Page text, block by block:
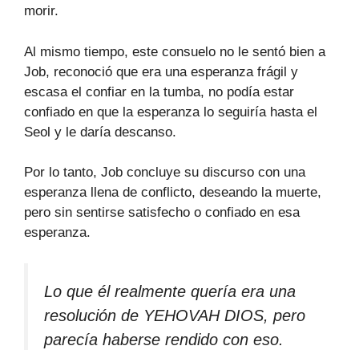
morir.
Al mismo tiempo, este consuelo no le sentó bien a
Job, reconoció que era una esperanza frágil y
escasa el confiar en la tumba, no podía estar
confiado en que la esperanza lo seguiría hasta el
Seol y le daría descanso.
Por lo tanto, Job concluye su discurso con una
esperanza llena de conflicto, deseando la muerte,
pero sin sentirse satisfecho o confiado en esa
esperanza.
Lo que él realmente quería era una
resolución de YEHOVAH DIOS, pero
parecía haberse rendido con eso.